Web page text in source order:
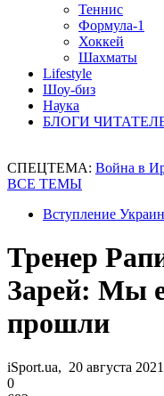
Теннис
Формула-1
Хоккей
Шахматы
Lifestyle
Шоу-биз
Наука
БЛОГИ
СПЕЦТЕМА: Война в
ВСЕ ТЕМЫ
Вступление
Тренер
Зарей: Мы
прошли
iSport.ua, 20 августа
0